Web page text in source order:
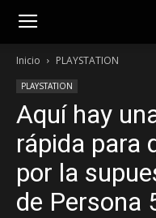
Inicio PLAYSTATION
PLAYSTATION
Aquí hay
rápida para
por la
de Persona